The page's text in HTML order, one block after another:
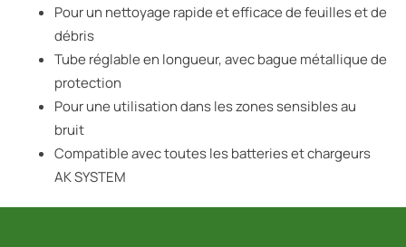
Pour un nettoyage rapide et efficace de feuilles et de
débris
Tube réglable en longueur, avec bague métallique de
protection
Pour une utilisation dans les zones sensibles au
bruit
Compatible avec toutes les batteries et chargeurs
AK SYSTEM